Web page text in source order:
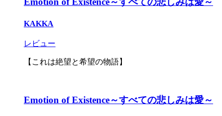
KAKKA
レビュー
【これは絶望と希望の物語】
Emotion of Existence～すべての悲しみは愛～